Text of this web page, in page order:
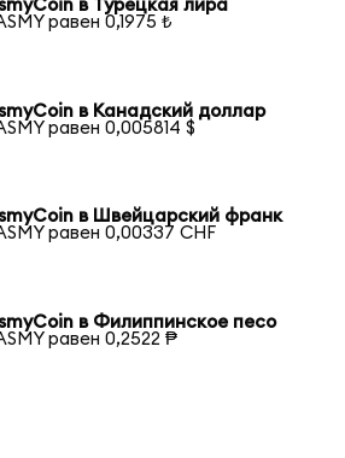
в Турецкая лира
равен 0,1975 ₺
в Канадский доллар
равен 0,005814 $
в Швейцарский франк
равен 0,00337 CHF
в Филиппинское песо
равен 0,2522 ₱